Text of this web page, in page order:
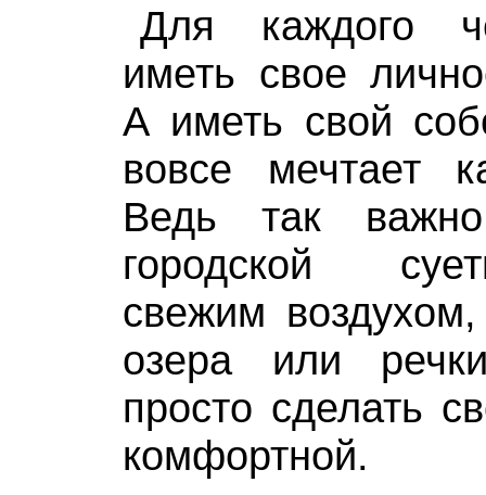
Для каждого
иметь свое
А иметь свой
вовсе мечтает
Ведь так
городской
свежим
озера или
просто сделать
комфортной.